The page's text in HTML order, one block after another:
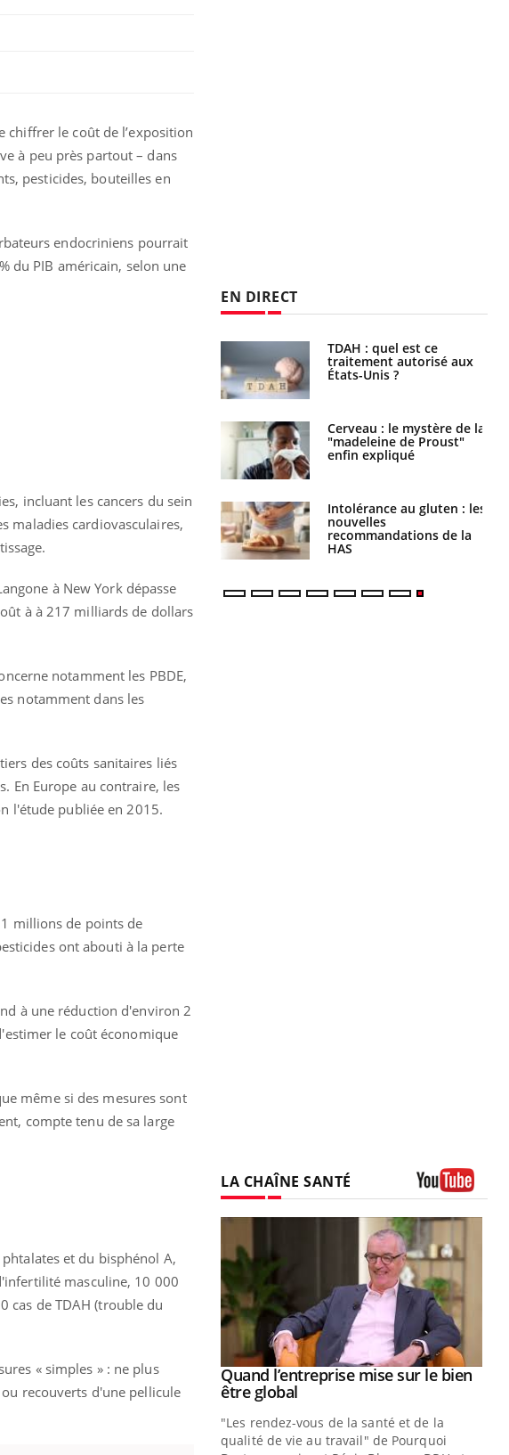
chiffrer le coût de l’exposition
à peu près partout – dans
pesticides, bouteilles en
endocriniens pourrait
du PIB américain, selon une
incluant les cancers du sein
maladies cardiovasculaires,
à New York dépasse
à à 217 milliards de dollars
notamment les PBDE,
notamment dans les
des coûts sanitaires liés
En Europe au contraire, les
l'étude publiée en 2015.
millions de points de
ont abouti à la perte
à une réduction d'environ 2
le coût économique
même si des mesures sont
compte tenu de sa large
et du bisphénol A,
masculine, 10 000
cas de TDAH (trouble du
« simples » : ne plus
recouverts d'une pellicule
EN DIRECT
Bilan prévention : ce que
les kinés pourront
bientôt faire
TDAH : quel est ce
traitement autorisé aux
États-Unis ?
Cerveau : le mystère de la
"madeleine de Proust"
enfin expliqué
Intolérance au gluten : les
nouvelles
recommandations de la
HAS
LA CHAÎNE SANTÉ
FOOD sur le diabète Youtube
food sur le diabète, c'est votre
rendez-vous culinaire qui
Youtube
Quand l’entreprise mise sur le bien
être globalYoutube
"Les rendez-vous de la santé et de la
qualité de vie au travail" de Pourquoi